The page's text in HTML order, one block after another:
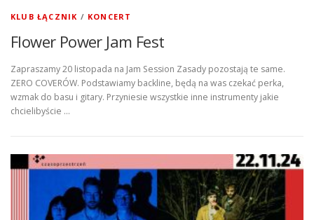
KLUB ŁĄCZNIK / KONCERT
Flower Power Jam Fest
Zapraszamy 20 listopada na Jam Session Zasady pozostają te same.
ZERO COVERÓW. Podstawiamy backline, będą na was czekać perka,
wzmak do basu i gitary. Przyniesie wszystkie inne instrumenty jakie
chcielibyście …